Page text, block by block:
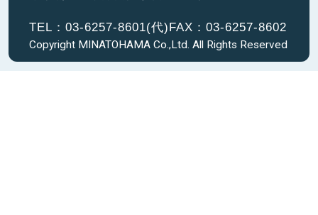
TEL： 03-6257-8601(代) FAX：03-6257-8602
Copyright MINATOHAMA Co.,Ltd. All Rights Reserved